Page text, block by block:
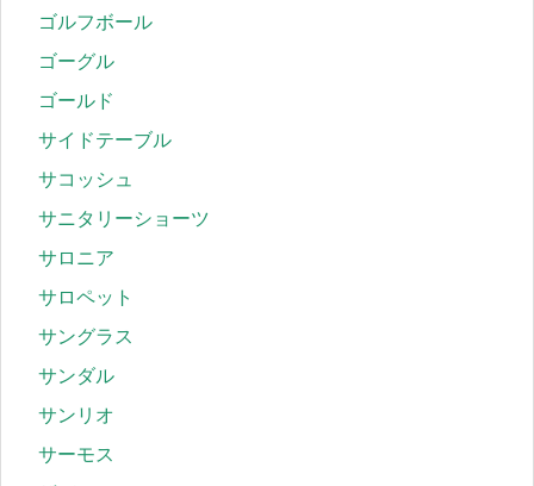
ゴルフボール
ゴーグル
ゴールド
サイドテーブル
サコッシュ
サニタリーショーツ
サロニア
サロペット
サングラス
サンダル
サンリオ
サーモス